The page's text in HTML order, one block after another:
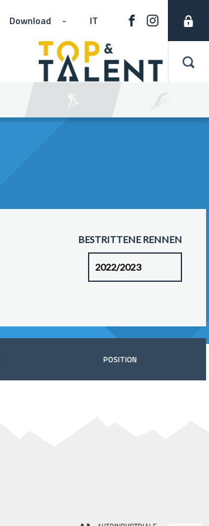
Download - IT
BESTRITTENE RENNEN
POSITION